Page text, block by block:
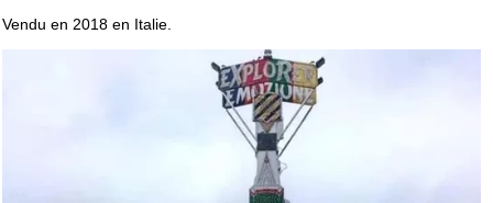
Vendu en 2018 en Italie.